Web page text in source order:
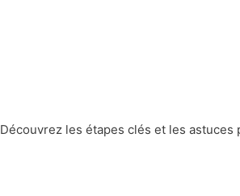
Découvrez les étapes clés et les